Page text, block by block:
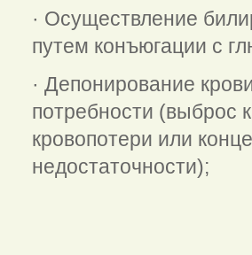
· Осуществление
путем конъюгации с
· Депонирование
потребности (выброс
кровопотери или
недостаточности);